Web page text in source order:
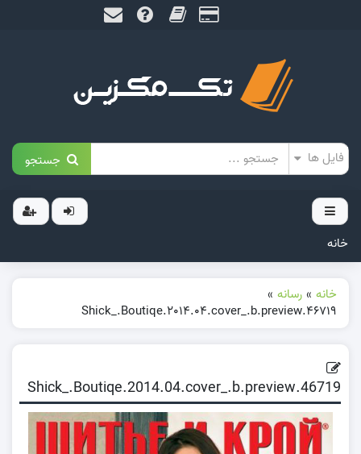
جستجو
خانه
خانه » رسانه »
46719.Shick_.Boutiqe.2014.04.cover_.b.preview
46719.Shick_.Boutiqe.2014.04.cover_.b.preview